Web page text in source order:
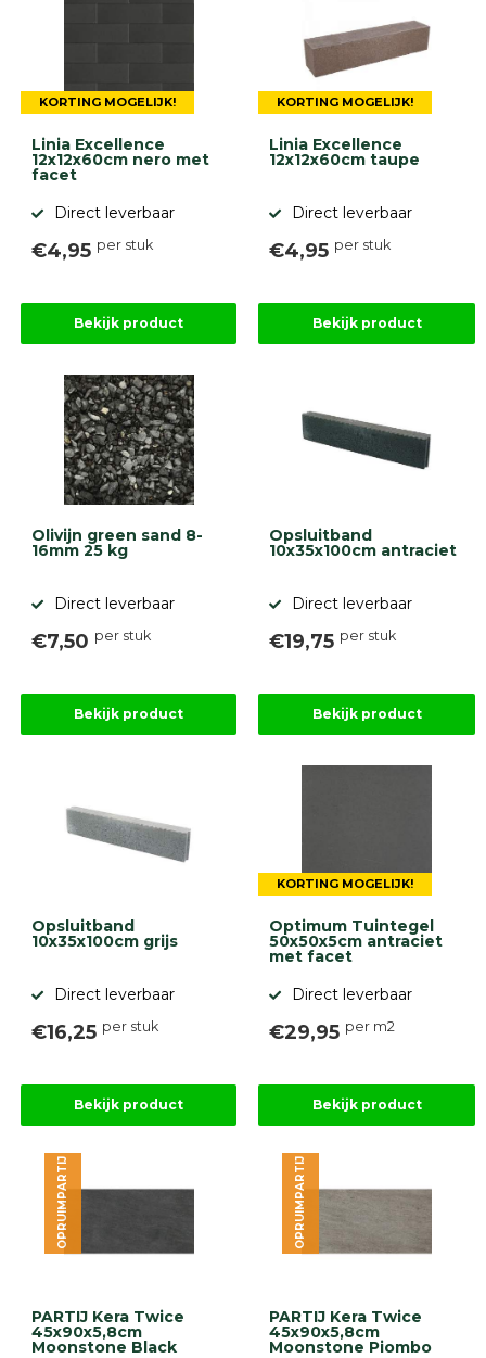
KORTING MOGELIJK!
Linia Excellence
12x12x60cm nero met
facet
Direct leverbaar
€4,95 per stuk
Bekijk product
KORTING MOGELIJK!
Linia Excellence
12x12x60cm taupe
Direct leverbaar
€4,95 per stuk
Bekijk product
Olivijn green sand 8-
16mm 25 kg
Direct leverbaar
€7,50 per stuk
Bekijk product
Opsluitband
10x35x100cm antraciet
Direct leverbaar
€19,75 per stuk
Bekijk product
Opsluitband
10x35x100cm grijs
Direct leverbaar
€16,25 per stuk
Bekijk product
KORTING MOGELIJK!
Optimum Tuintegel
50x50x5cm antraciet
met facet
Direct leverbaar
€29,95 per m2
Bekijk product
PARTIJ Kera Twice
45x90x5,8cm
Moonstone Black
OPRUIMPARTIJ
PARTIJ Kera Twice
45x90x5,8cm
Moonstone Piombo
OPRUIMPARTIJ